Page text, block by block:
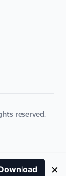
reserved.
×